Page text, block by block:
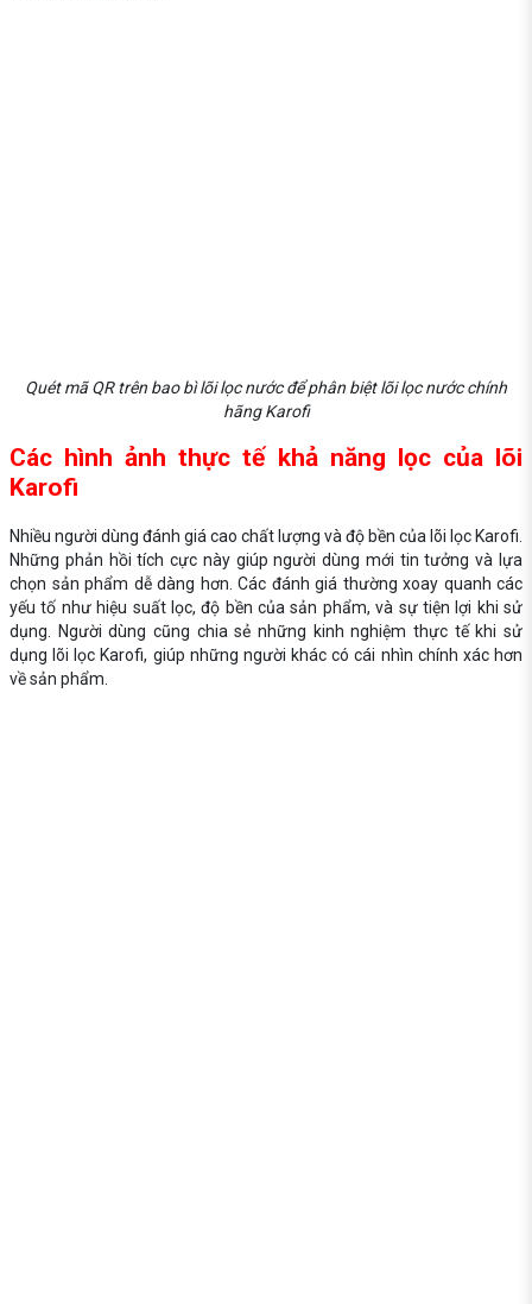
Quét mã QR trên bao bì lõi lọc nước để phân biệt lõi lọc nước chính
hãng Karofi
Các hình ảnh thực tế khả năng lọc của lõi
Karofi
Nhiều người dùng đánh giá cao chất lượng và độ bền của lõi lọc Karofi.
Những phản hồi tích cực này giúp người dùng mới tin tưởng và lựa
chọn sản phẩm dễ dàng hơn. Các đánh giá thường xoay quanh các
yếu tố như hiệu suất lọc, độ bền của sản phẩm, và sự tiện lợi khi sử
dụng. Người dùng cũng chia sẻ những kinh nghiệm thực tế khi sử
dụng lõi lọc Karofi, giúp những người khác có cái nhìn chính xác hơn
về sản phẩm.